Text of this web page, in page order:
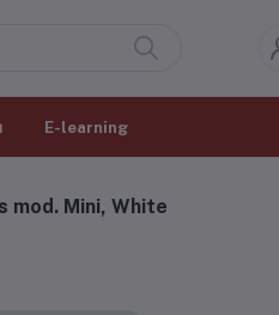
E-learning
mod. Mini, White